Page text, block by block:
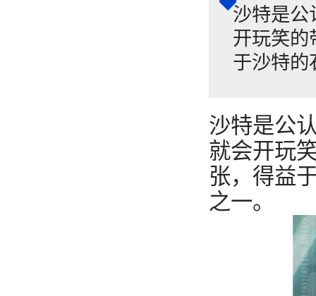
沙特是公
开玩笑的
于沙特的
沙特是公
就会开玩
张，得益
之一。